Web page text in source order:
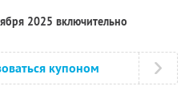
2025 включительно
купоном